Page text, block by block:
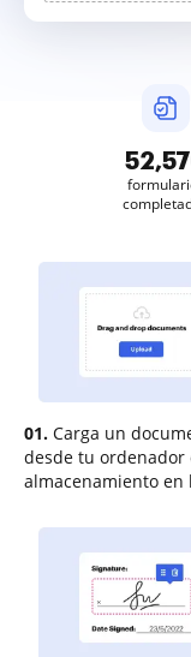
01. Carga un
desde tu ordenador
almacenamiento en